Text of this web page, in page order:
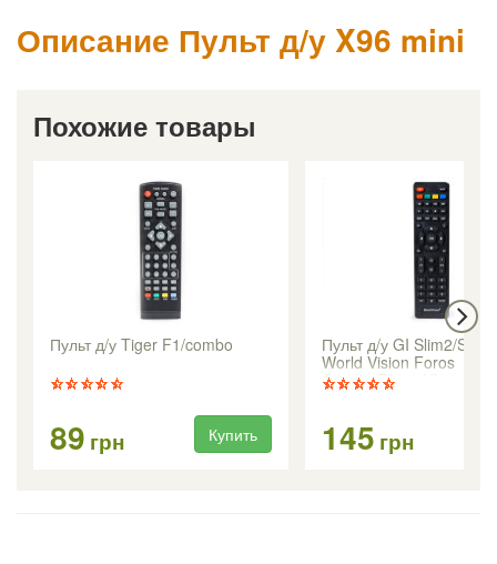
Описание Пульт д/у X96 mini
Похожие товары
Пульт д/у Tiger F1/combo
89 грн Купить
Пульт д/у GI Slim2/
World Vision Foros
Combo/Foros Ultra
145 грн